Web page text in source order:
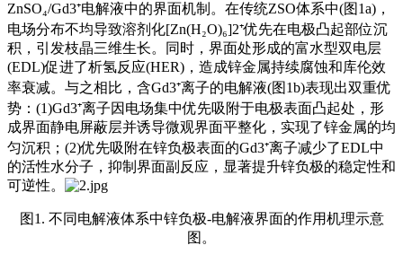
ZnSO₄/Gd3⁺电解液中的界面机制。在传统ZSO体系中(图1a)，
电场分布不均导致溶剂化[Zn(H₂O)₆]2⁺优先在电极凸起部位沉
积，引发枝晶三维生长。同时，界面处形成的富水型双电层
(EDL)促进了析氢反应(HER)，造成锌金属持续腐蚀和库伦效
率衰减。与之相比，含Gd3⁺离子的电解液(图1b)表现出双重优
势：(1)Gd3⁺离子因电场集中优先吸附于电极表面凸起处，形
成界面静电屏蔽层并诱导微观界面平整化，实现了锌金属的均
匀沉积；(2)优先吸附在锌负极表面的Gd3⁺离子减少了EDL中
的活性水分子，抑制界面副反应，显著提升锌负极的稳定性和
可逆性。
图1. 不同电解液体系中锌负极-电解液界面的作用机理示意
图。